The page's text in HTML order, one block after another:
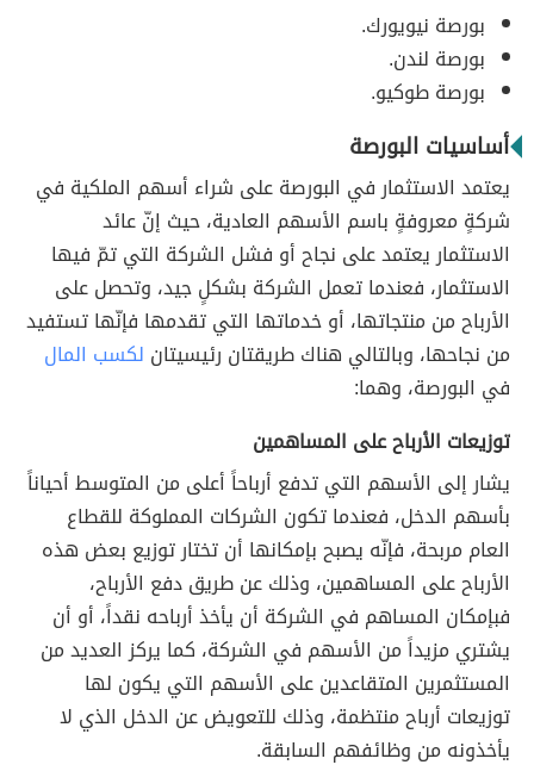
بورصة نيويورك.
بورصة لندن.
بورصة طوكيو.
أساسيات البورصة
يعتمد الاستثمار في البورصة على شراء أسهم الملكية في
شركةٍ معروفةٍ باسم الأسهم العادية، حيث إنّ عائد
الاستثمار يعتمد على نجاح أو فشل الشركة التي تمّ فيها
الاستثمار، فعندما تعمل الشركة بشكلٍ جيد، وتحصل على
الأرباح من منتجاتها، أو خدماتها التي تقدمها فإنّها تستفيد
من نجاحها، وبالتالي هناك طريقتان رئيسيتان لكسب المال
في البورصة، وهما:
توزيعات الأرباح على المساهمين
يشار إلى الأسهم التي تدفع أرباحاً أعلى من المتوسط أحياناً
بأسهم الدخل، فعندما تكون الشركات المملوكة للقطاع
العام مربحة، فإنّه يصبح بإمكانها أن تختار توزيع بعض هذه
الأرباح على المساهمين، وذلك عن طريق دفع الأرباح،
فبإمكان المساهم في الشركة أن يأخذ أرباحه نقداً، أو أن
يشتري مزيداً من الأسهم في الشركة، كما يركز العديد من
المستثمرين المتقاعدين على الأسهم التي يكون لها
توزيعات أرباح منتظمة، وذلك للتعويض عن الدخل الذي لا
يأخذونه من وظائفهم السابقة.